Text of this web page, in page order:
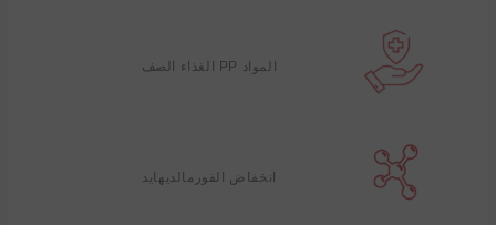
المواد PP الغذاء الصف
انخفاض الفورمالديهايد